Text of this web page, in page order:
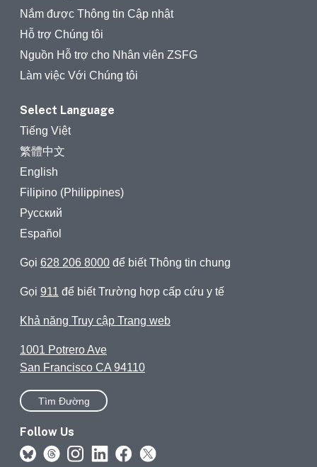
Nắm được Thông tin Cập nhật
Hỗ trợ Chúng tôi
Nguồn Hỗ trợ cho Nhân viên ZSFG
Làm việc Với Chúng tôi
Select Language
Tiếng Việt
繁體中文
English
Filipino (Philippines)
Русский
Español
Gọi 628 206 8000 để biết Thông tin chung
Gọi 911 để biết Trường hợp cấp cứu y tế
Khả năng Truy cập Trang web
1001 Potrero Ave
San Francisco CA 94110
Tìm Đường
Follow Us